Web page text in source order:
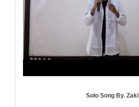
Solo Song By. Zaki